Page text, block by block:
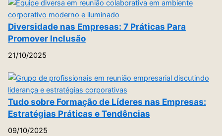
Diversidade nas Empresas: 7 Práticas Para
Promover Inclusão
21/10/2025
Tudo sobre Formação de Líderes nas Empresas:
Estratégias Práticas e Tendências
09/10/2025